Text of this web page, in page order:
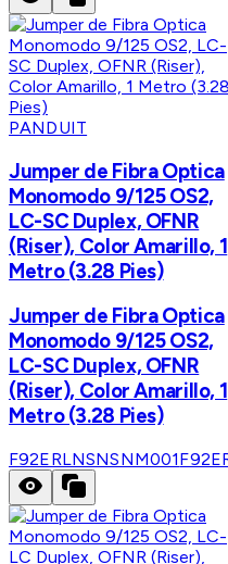
PANDUIT
Jumper de Fibra Optica
Monomodo 9/125 OS2,
LC-SC Duplex, OFNR
(Riser), Color Amarillo, 1
Metro (3.28 Pies)
Jumper de Fibra Optica
Monomodo 9/125 OS2,
LC-SC Duplex, OFNR
(Riser), Color Amarillo, 1
Metro (3.28 Pies)
F92ERLNSNSNM001